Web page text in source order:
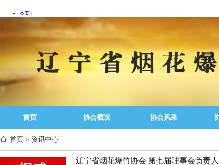
首页 协会概况 协会风采
首页 > 资讯中心
辽宁省烟花爆竹协会 第七届理事会负责